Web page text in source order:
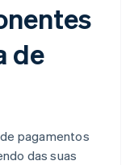
de
pagamentos
das suas